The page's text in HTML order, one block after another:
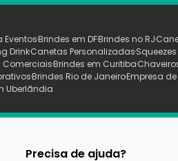
EventosBrindes em DFBrindes no RJ
DrinkCanetas Personalizadas
ComerciaisBrindes em Curitiba
Brindes Rio de JaneiroEmpresa
Uberlãndia
Precisa de ajuda?